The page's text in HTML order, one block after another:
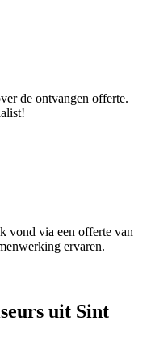
de ontvangen offerte.
vond via een offerte van
ervaren.
uit Sint